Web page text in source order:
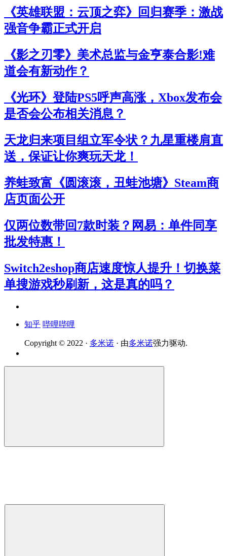
《英雄联盟：云顶之弈》回归赛季：激战
强音争霸正式开启
《影之刃零》美术总监与金亨泰合影!难
道会有新动作？
《光环》登陆PS5呼声高涨，Xbox发布会
是否会公布相关消息？
天龙归来项目组立军令状？九星重楼肩直
送，保证让你爽玩天龙！
养蛙致富《圆滚滚，丑蛙池塘》Steam商
店页面公开
仅两位数带回7款时装？网易：单件同享
批发特惠！
Switch2eshop商店速度惊人提升！切换菜
单搜游戏秒刷新，这是真的吗？
知乎 哔哩哔哩
Copyright © 2022 · 多米诺 · 由多米诺强力驱动.